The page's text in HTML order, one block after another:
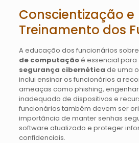
Conscientização e
Treinamento dos
A educação dos funcionários sobre
de computaçãoé essencial para
segurança cibernética de uma
inclui ensinar os funcionários a
ameaças como phishing,
inadequado de dispositivos e
funcionários também devem ser
importância de manter senhas
software atualizado e proteger
confidenciais.